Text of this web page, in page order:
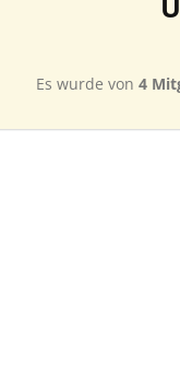
Es wurde von 4